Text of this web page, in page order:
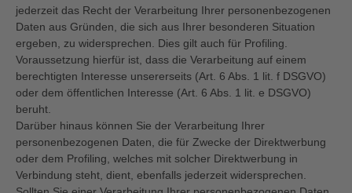
jederzeit das Recht der Verarbeitung Ihrer personenbezogenen
Daten aus Gründen, die sich aus Ihrer besonderen Situation
ergeben, zu widersprechen. Dies gilt auch für Profiling.
Voraussetzung hierfür ist, dass die Verarbeitung auf einem
berechtigten Interesse unsererseits (Art. 6 Abs. 1 lit. f DSGVO)
oder dem öffentlichen Interesse (Art. 6 Abs. 1 lit. e DSGVO)
beruht.
Darüber hinaus können Sie der Verarbeitung Ihrer
personenbezogenen Daten, die für Zwecke der Direktwerbung
oder dem Profiling, welches mit solcher Direktwerbung in
Verbindung steht, dient, ebenfalls jederzeit widersprechen.